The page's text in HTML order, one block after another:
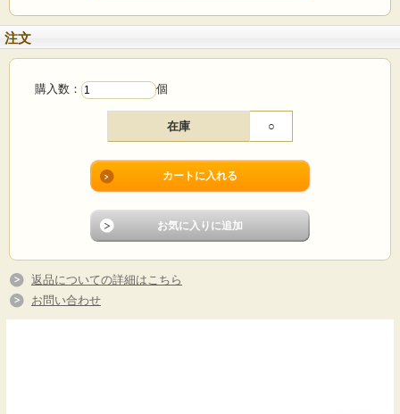
商品コード
生産地
メーカー
GOKI（ドイツ）
素材
リンデン合板
注文
購入数： 個
在庫 ○
返品についての詳細はこちら
お問い合わせ